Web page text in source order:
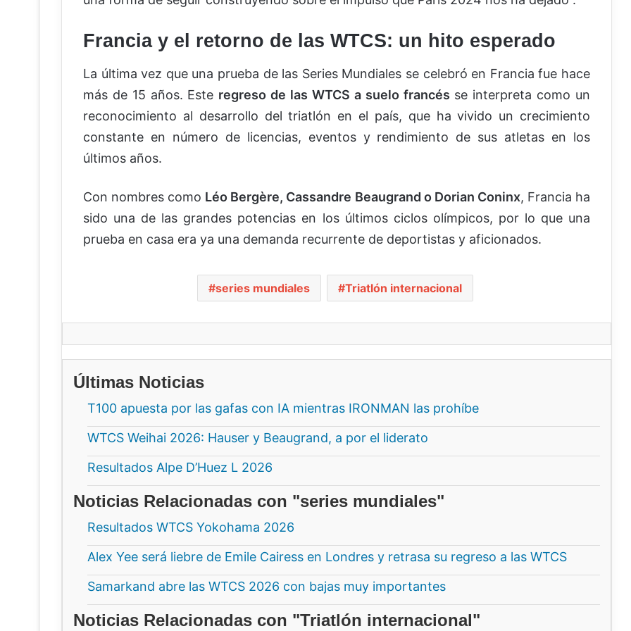
Francia y el retorno de las WTCS: un hito esperado
La última vez que una prueba de las Series Mundiales se celebró en Francia fue hace
más de 15 años. Este regreso de las WTCS a suelo francés se interpreta como un
reconocimiento al desarrollo del triatlón en el país, que ha vivido un crecimiento
constante en número de licencias, eventos y rendimiento de sus atletas en los
últimos años.
Con nombres como Léo Bergère, Cassandre Beaugrand o Dorian Coninx, Francia ha
sido una de las grandes potencias en los últimos ciclos olímpicos, por lo que una
prueba en casa era ya una demanda recurrente de deportistas y aficionados.
series mundiales Triatlón internacional
Últimas Noticias
T100 apuesta por las gafas con IA mientras IRONMAN las prohíbe
WTCS Weihai 2026: Hauser y Beaugrand, a por el liderato
Resultados Alpe D’Huez L 2026
Noticias Relacionadas con "series mundiales"
Resultados WTCS Yokohama 2026
Alex Yee será liebre de Emile Cairess en Londres y retrasa su regreso a las WTCS
Samarkand abre las WTCS 2026 con bajas muy importantes
Noticias Relacionadas con "Triatlón internacional"